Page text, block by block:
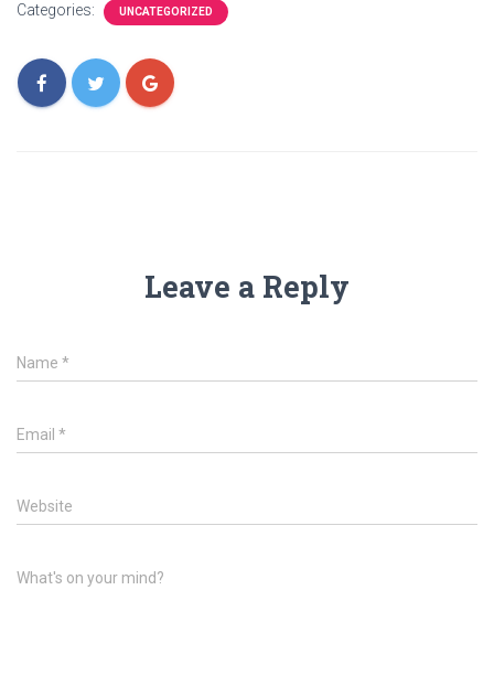
Categories: UNCATEGORIZED
Leave a Reply
Name *
Email *
Website
What's on your mind?